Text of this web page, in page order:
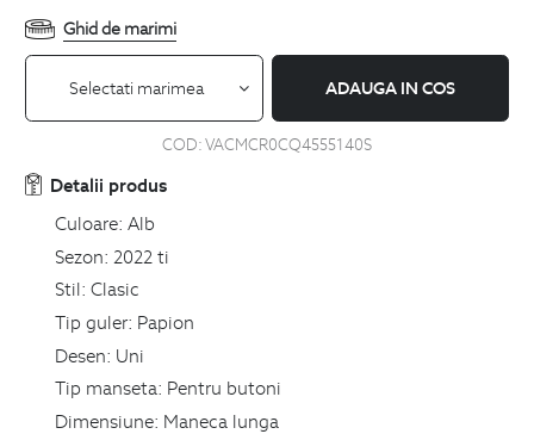
Ghid de marimi
Selectati marimea ADAUGA IN COS
COD:VACMCR0CQ4555140S
Detalii produs
Culoare: Alb
Sezon: 2022 ti
Stil: Clasic
Tip guler: Papion
Desen: Uni
Tip manseta: Pentru butoni
Dimensiune: Maneca lunga